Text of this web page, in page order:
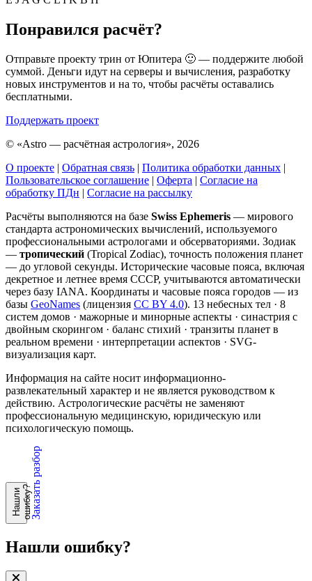
Понравился расчёт?
Отправьте проекту трин от Юпитера 🙂 — поддержите любой
суммой. Деньги идут на серверы и вычисления, разработку
новых инструментов и на то, чтобы расчёты оставались
бесплатными.
Поддержать проект
© «Astro — расчётная астрология», 2026
О проекте | Обратная связь | Политика обработки данных |
Пользовательское соглашение | Оферта | Согласие на
обработку ПДн | Согласие на рассылку
Расчёты выполняются на базе Swiss Ephemeris — мирового
стандарта астрономических вычислений, используемого
профессиональными астрологами и обсерваториями. Зодиак
— тропический (Tropical Zodiac), точность положения планет
— до угловой секунды. Исторические часовые пояса, включая
декретное и летнее время СССР, учитываются автоматически
через базу IANA. Координаты и часовые пояса городов — из
базы GeoNames (лицензия CC BY 4.0). 13 небесных тел · 8
систем домов · мажорные и минорные аспекты · синастрия с
двойным скорингом · баланс стихий · транзиты планет в
реальном времени · интерпретации аспектов · SVG-
визуализация карт.
Информация на сайте носит информационно-
развлекательный характер и не является руководством к
действию. Астрологические расчёты не заменяют
профессиональную медицинскую, юридическую или
психологическую помощь.
Н
а
ш
л
и
о
ш
и
б
к
у?Заказать разбор
Нашли ошибку?